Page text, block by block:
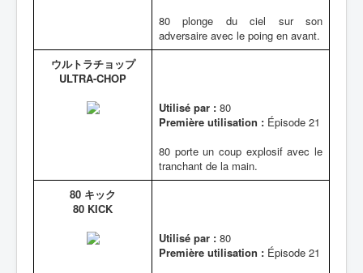
80 plonge du ciel sur son
adversaire avec le poing en avant.
ウルトラチョップ
ULTRA-CHOP
Utilisé par : 80
Première utilisation : Épisode 21
80 porte un coup explosif avec le
tranchant de la main.
80 キック
80 KICK
Utilisé par : 80
Première utilisation : Épisode 21